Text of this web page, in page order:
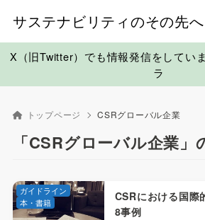
サステナビリティのその先へ
X（旧Twitter）でも情報発信をして
ラ
トップページ CSRグローバル企業
「CSRグローバル企業」
CSRにおける国際
8事例
ガイドライン
本・書籍